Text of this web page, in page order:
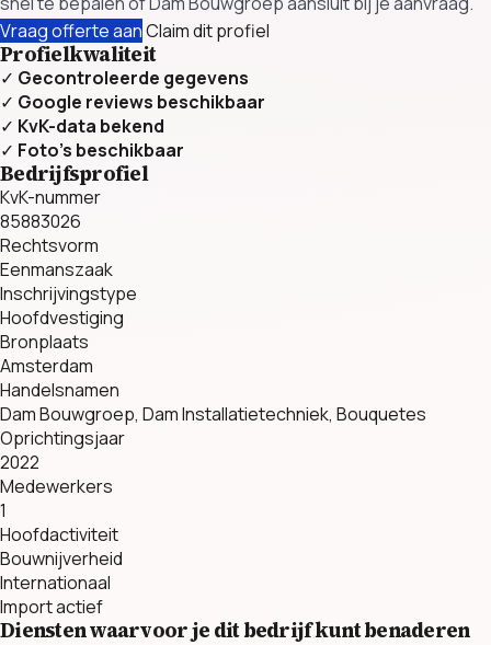
Vraag offerte aanClaim dit profiel
Profielkwaliteit
✓ Gecontroleerde gegevens
✓ Google reviews beschikbaar
✓ KvK-data bekend
✓ Foto’s beschikbaar
Bedrijfsprofiel
KvK-nummer
85883026
Rechtsvorm
Eenmanszaak
Inschrijvingstype
Hoofdvestiging
Bronplaats
Amsterdam
Handelsnamen
Dam Bouwgroep, Dam Installatietechniek, Bouquetes
Oprichtingsjaar
2022
Medewerkers
1
Hoofdactiviteit
Bouwnijverheid
Internationaal
Import actief
Diensten waarvoor je dit bedrijf kunt benaderen